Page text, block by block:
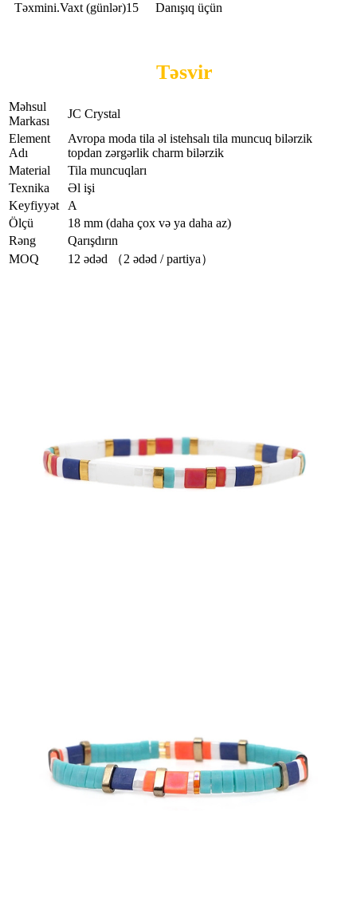
Təxmini.Vaxt (günlər)15 Danışıq üçün
Təsvir
Məhsul
Markası
JC Crystal
Element
Adı
Avropa moda tila əl istehsalı tila muncuq bilərzik
topdan zərgərlik charm bilərzik
Material
Tila muncuqları
Texnika
Əl işi
Keyfiyyət
A
Ölçü
18 mm (daha çox və ya daha az)
Rəng
Qarışdırın
MOQ
12 ədəd （2 ədəd / partiya）